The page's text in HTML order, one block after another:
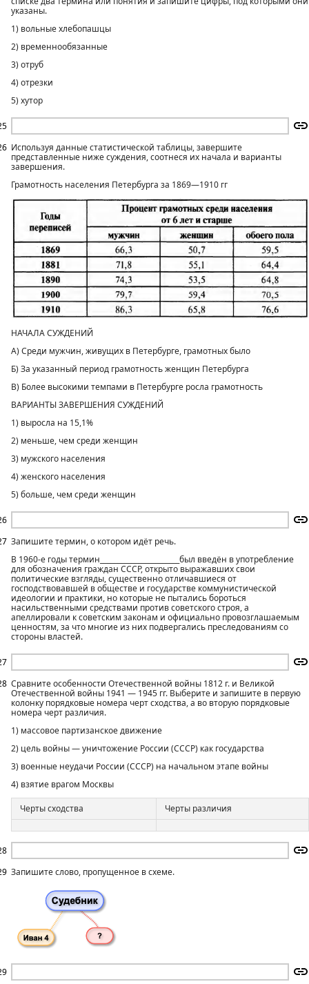
указаны.
1) вольные хлебопашцы
2) временнообязанные
3) отруб
4) отрезки
5) хутор
Используя данные статистической таблицы, завершите
представленные ниже суждения, соотнеся их начала и варианты
завершения.
Грамотность населения Петербурга за 1869—1910 гг
НАЧАЛА СУЖДЕНИЙ
А) Среди мужчин, живущих в Петербурге, грамотных было
Б) За указанный период грамотность женщин Петербурга
В) Более высокими темпами в Петербурге росла грамотность
ВАРИАНТЫ ЗАВЕРШЕНИЯ СУЖДЕНИЙ
1) выросла на 15,1%
2) меньше, чем среди женщин
3) мужского населения
4) женского населения
5) больше, чем среди женщин
Запишите термин, о котором идёт речь.
В 1960-е годы термин_______________________был введён в употребление
для обозначения граждан СССР, открыто выражавших свои
политические взгляды, существенно отличавшиеся от
господствовавшей в обществе и государстве коммунистической
идеологии и практики, но которые не пытались бороться
насильственными средствами против советского строя, а
апеллировали к советским законам и официально провозглашаемым
ценностям, за что многие из них подвергались преследованиям со
стороны властей.
Сравните особенности Отечественной войны 1812 г. и Великой
Отечественной войны 1941 — 1945 гг. Выберите и запишите в первую
колонку порядковые номера черт сходства, а во вторую порядковые
номера черт различия.
1) массовое партизанское движение
2) цель войны — уничтожение России (СССР) как государства
3) военные неудачи России (СССР) на начальном этапе войны
4) взятие врагом Москвы
Черты сходства Черты различия
Запишите слово, пропущенное в схеме.